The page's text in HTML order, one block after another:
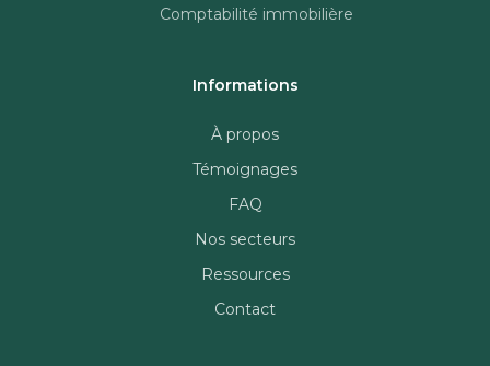
Comptabilité immobilière
Informations
À propos
Témoignages
FAQ
Nos secteurs
Ressources
Contact